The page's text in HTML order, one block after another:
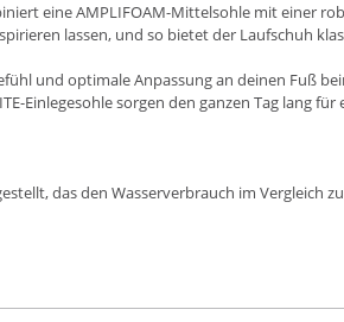
eine AMPLIFOAM-Mittelsohle mit einer
lassen, und so bietet der Laufschuh
und optimale Anpassung an deinen Fuß
Einlegesohle sorgen den ganzen Tag lang
das den Wasserverbrauch im Vergleich